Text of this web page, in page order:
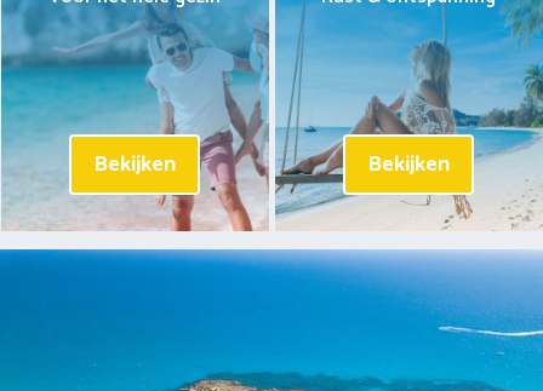
Bekijken Bekijken